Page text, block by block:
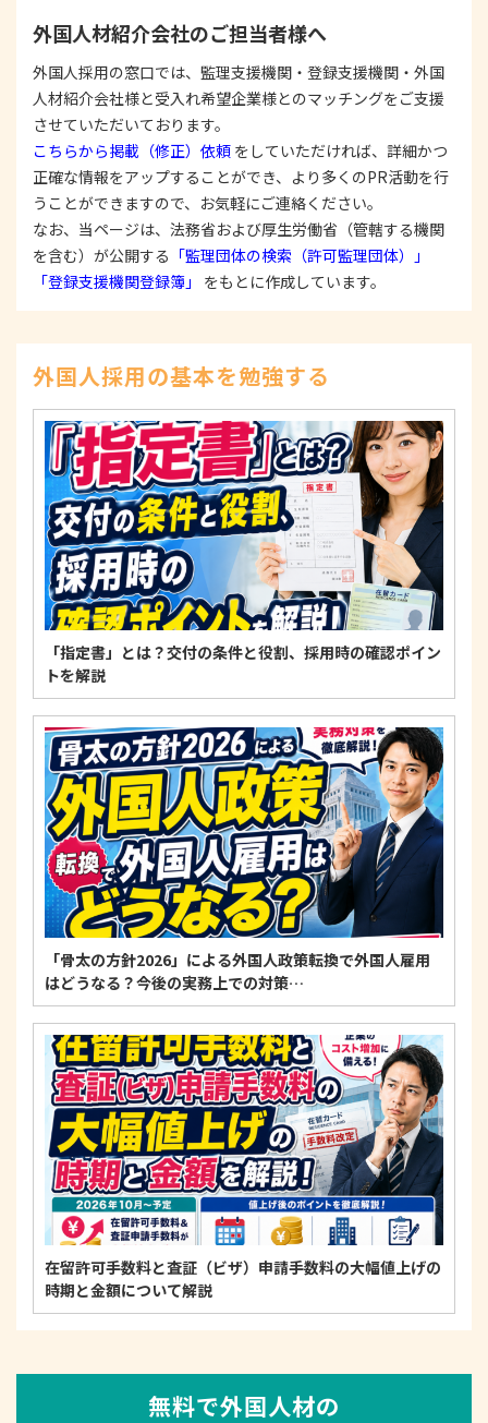
する際は、本人が同意を与えた利用目的の範囲内
で、適法にこれを行います。
2. 安全対策の実施について
個人情報の正確性およびその利用の安全性を確保す
るため、情報セキュリティ対策を始めとする安全措
置を構築し、個人情報への不正アクセス、個人情報
の漏洩、滅失または毀損等の的確な防止とセキュリ
ティの是正に努めます。
3. 苦情および相談等に対する適正な対応について
本人からの苦情および相談があった場合には、適切
示、訂正、削除、または利用もしくは提供の停止等
を求められたときは、適法かつ遅滞なく応じます。
4. 法令・指針・規範の遵守について
適正な個人情報保護の実現のため、個人情報の取扱
いに関する法令、国が定める指針およびその他の規
範を遵守します。
個人情報に関するお問い合わせ窓口
〒125-0061東京都葛飾区亀有3-21-11 藍ビル202
TEL：0120-550-580
株式会社 アルフォース･ワン 個人情報保護担当
外国人材紹介会社のご担当者様へ
外国人採用の窓口では、監理支援機関・登録支援機関・外国
人材紹介会社様と受入れ希望企業様とのマッチングをご支援
させていただいております。
こちらから掲載（修正）依頼 をしていただければ、詳細かつ
正確な情報をアップすることができ、より多くのPR活動を行
うことができますので、お気軽にご連絡ください。
なお、当ページは、法務省および厚生労働省（管轄する機関
を含む）が公開する 「監理団体の検索（許可監理団体）」
「登録支援機関登録簿」
をもとに作成しています。
外国人採用の基本を勉強する
「指定書」とは？交付の条件と役割、採用時の確認ポイン
トを解説
「骨太の方針2026」による外国人政策転換で外国人雇用
はどうなる？今後の実務上での対策…
在留許可手数料と査証（ビザ）申請手数料の大幅値上げの
時期と金額について解説
無料で外国人材の